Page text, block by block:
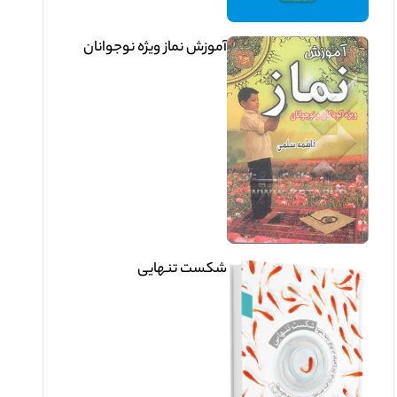
آموزش نماز ويژه نوجوانان
شکست تنهایی